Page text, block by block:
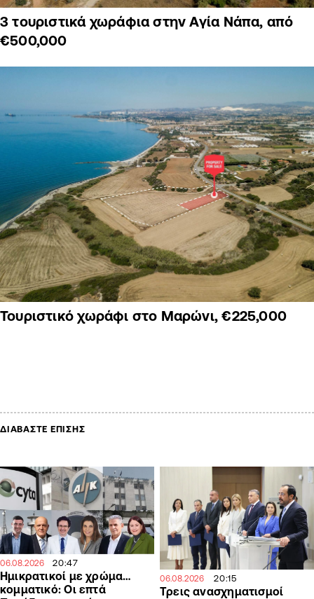
3 τουριστικά χωράφια στην Αγία Νάπα, από
€500,000
Τουριστικό χωράφι στο Μαρώνι, €225,000
ΔΙΑΒΑΣΤΕ ΕΠΙΣΗΣ
06.08.2026 20:47
Ημικρατικοί με χρώμα…
κομματικό: Οι επτά
06.08.2026 20:15
Τρεις ανασχηματισμοί